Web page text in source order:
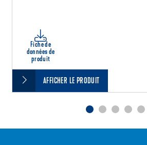
Fiche de
données de
produit
AFFICHER LE PRODUIT